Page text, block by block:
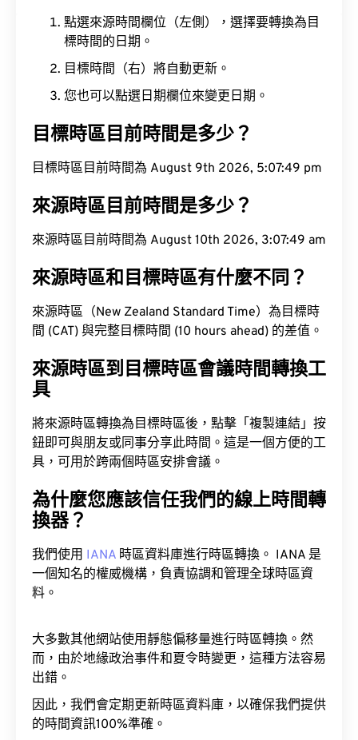
點選來源時間欄位（左側），選擇要轉換為目
標時間的日期。
目標時間（右）將自動更新。
您也可以點選日期欄位來變更日期。
目標時區目前時間是多少？
目標時區目前時間為 August 9th 2026, 5:07:50 pm
來源時區目前時間是多少？
來源時區目前時間為 August 10th 2026, 3:07:50 am
來源時區和目標時區有什麼不同？
來源時區（New Zealand Standard Time）為目標時
間 (CAT) 與完整目標時間 (10 hours ahead) 的差值。
來源時區到目標時區會議時間轉換工
具
將來源時區轉換為目標時區後，點擊「複製連結」按
鈕即可與朋友或同事分享此時間。這是一個方便的工
具，可用於跨兩個時區安排會議。
為什麼您應該信任我們的線上時間轉
換器？
我們使用 IANA 時區資料庫進行時區轉換。 IANA 是
一個知名的權威機構，負責協調和管理全球時區資
料。
大多數其他網站使用靜態偏移量進行時區轉換。然
而，由於地緣政治事件和夏令時變更，這種方法容易
出錯。
因此，我們會定期更新時區資料庫，以確保我們提供
的時間資訊100%準確。